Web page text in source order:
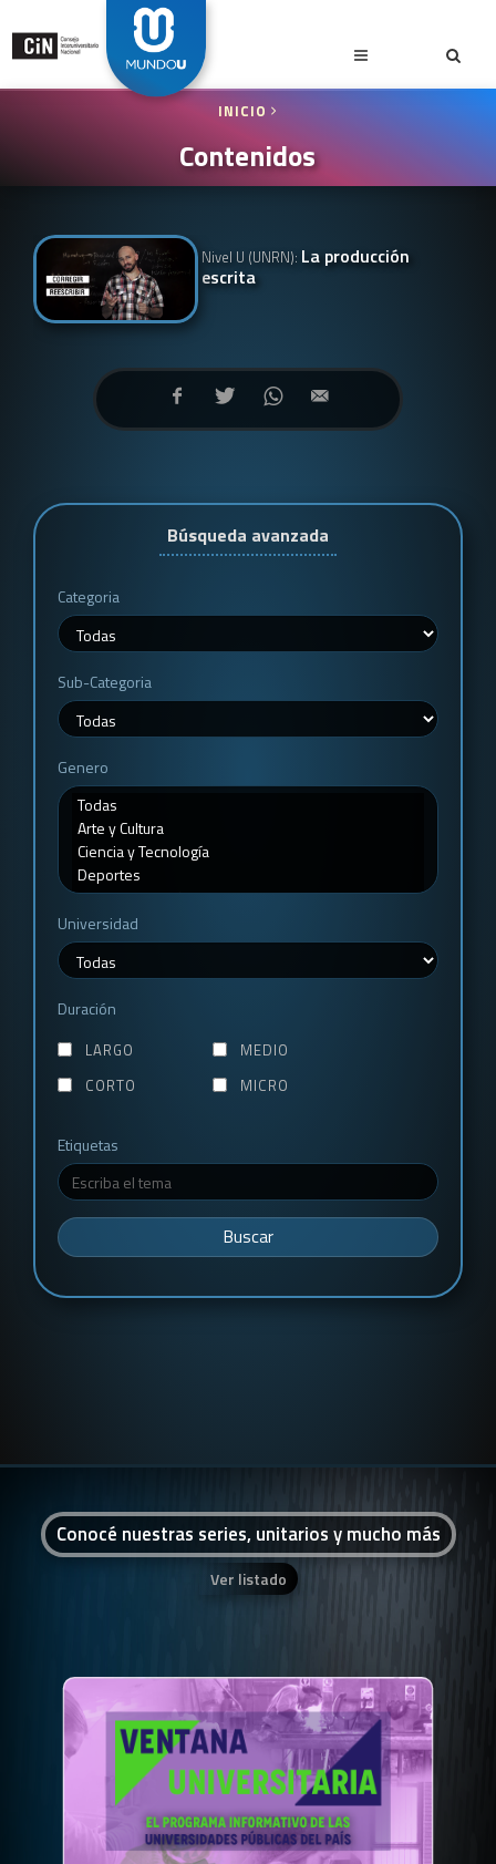
INICIO
Contenidos
Nivel U (UNRN): La producción
escrita
Búsqueda avanzada
Categoria
Sub-Categoria
Genero
Universidad
Duración
LARGO
MEDIO
CORTO
MICRO
Etiquetas
Buscar
Conocé nuestras series, unitarios y mucho más
Ver listado